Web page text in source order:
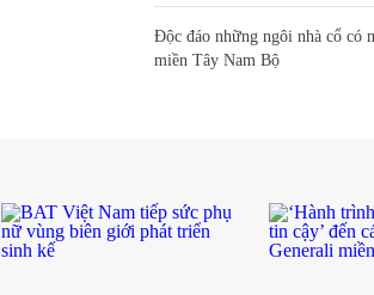
Độc đáo những ngôi nhà cổ có
miền Tây Nam Bộ